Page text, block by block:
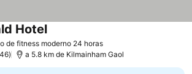
de fitness moderno 24 horasVer preços
HotelVer preços
a 5.8 km de Kilmainham Gaol